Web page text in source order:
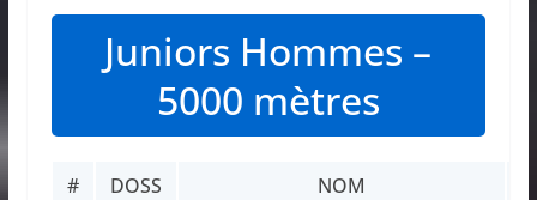
Juniors Hommes –
5000 mètres
# DOSS NOM